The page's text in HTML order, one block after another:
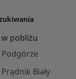
pobliżu
Biały